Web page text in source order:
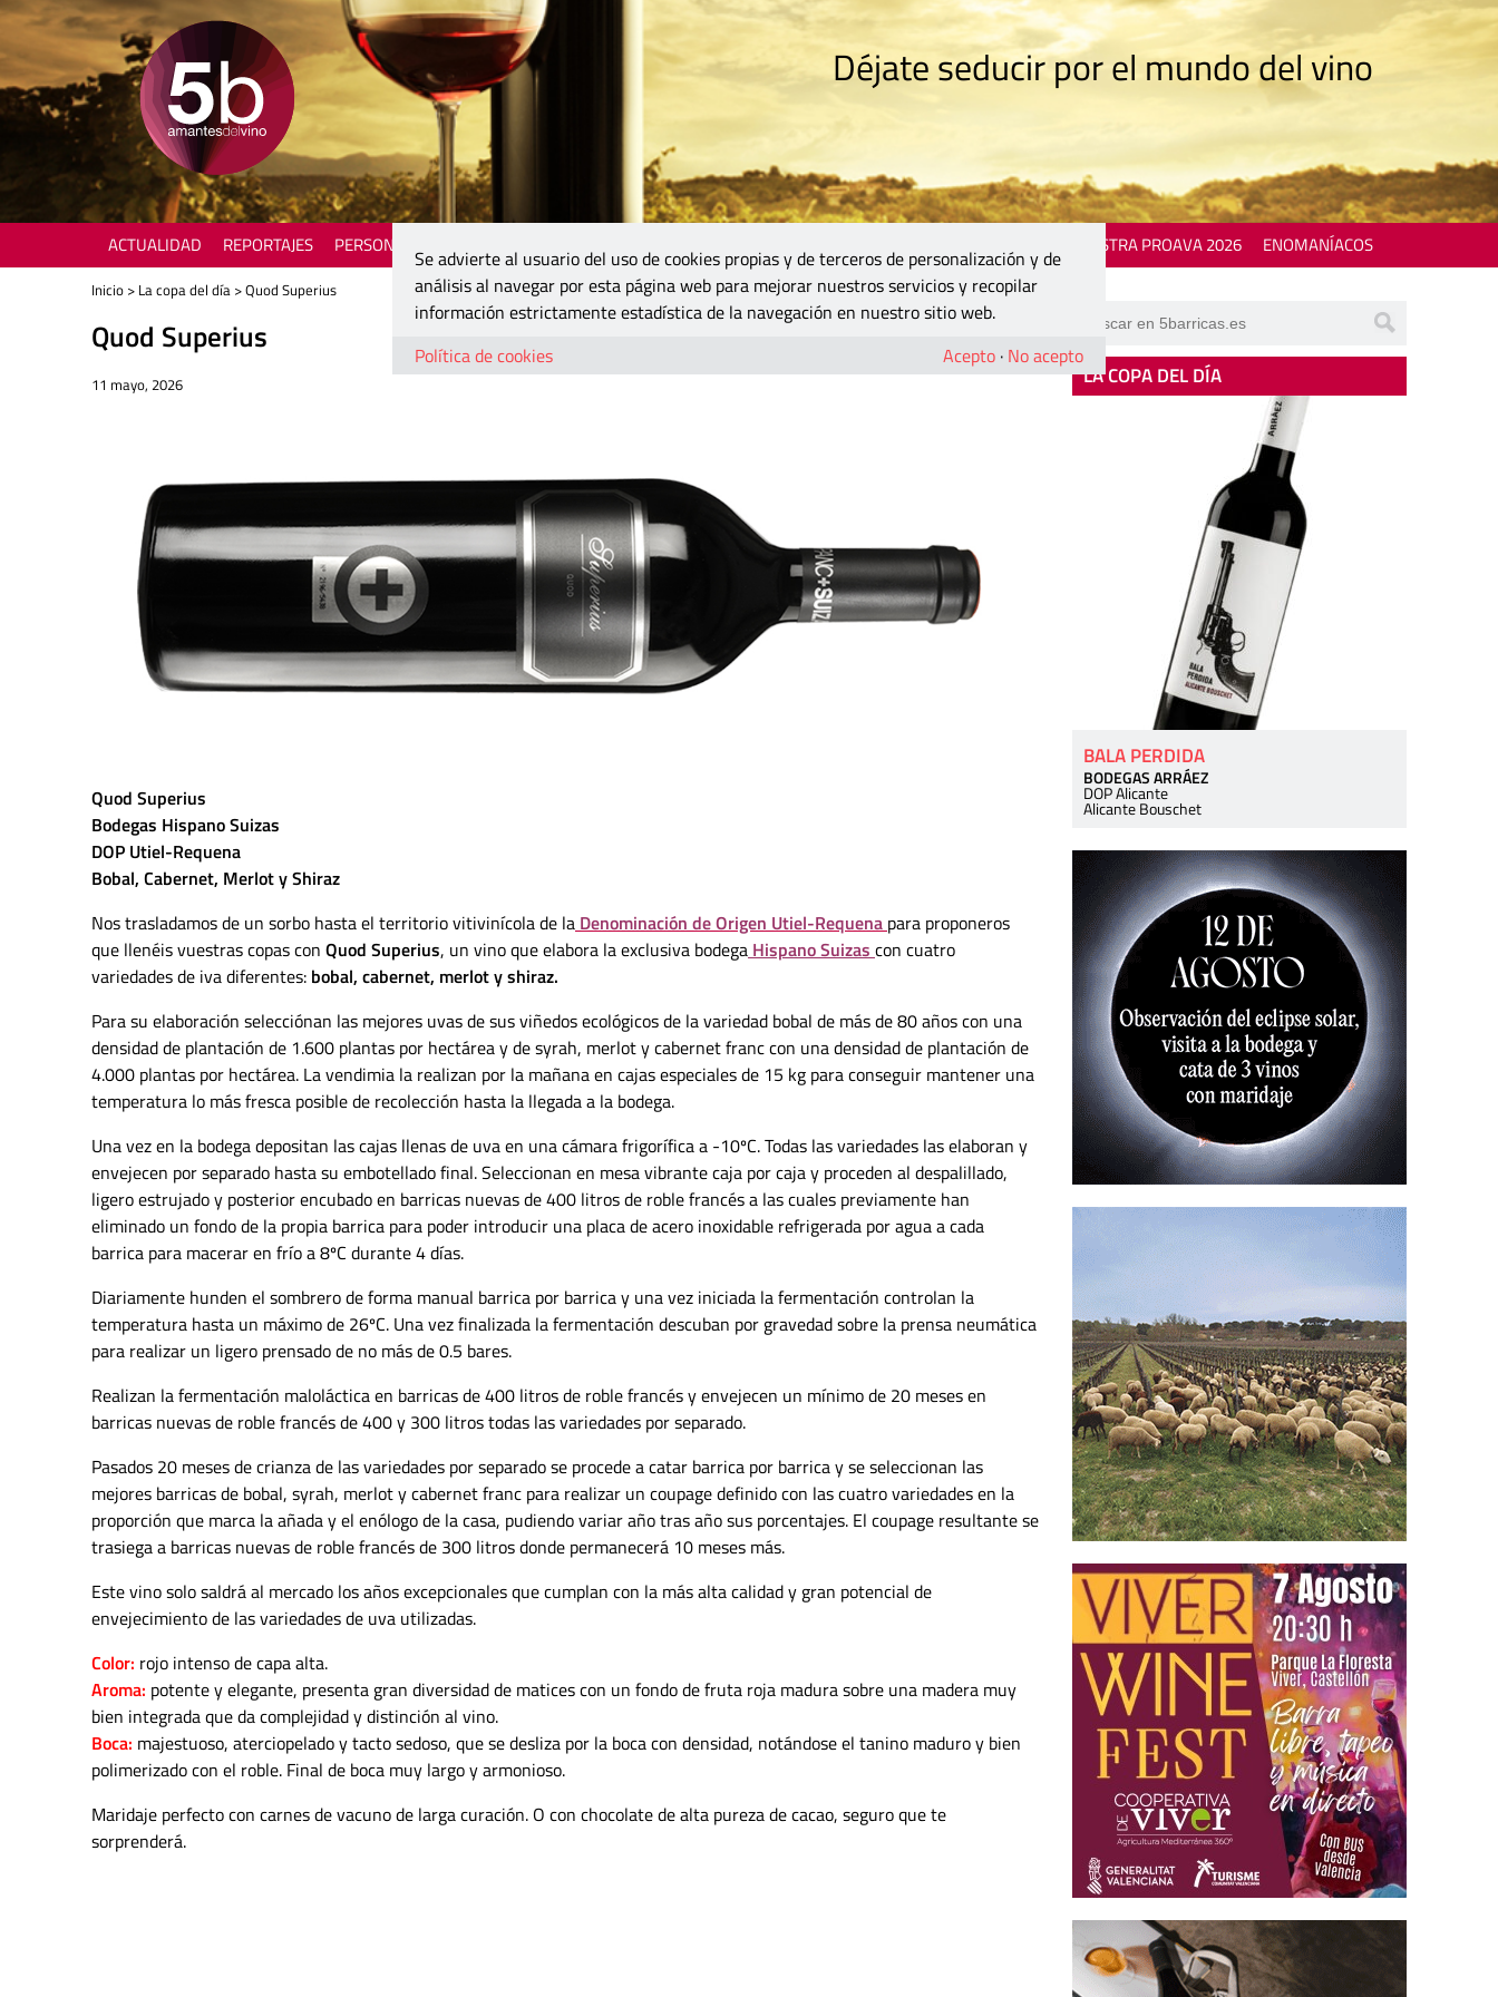
Déjate seducir por el mundo del vino
ACTUALIDAD REPORTAJES PERSONAJES MOSTRA PROAVA 2026 ENOMANÍACOS
Inicio > La copa del día > Quod Superius
Quod Superius
11 mayo, 2026
Quod Superius
Bodegas Hispano Suizas
DOP Utiel-Requena
Bobal, Cabernet, Merlot y Shiraz
Nos trasladamos de un sorbo hasta el territorio vitivinícola de la Denominación de Origen Utiel-Requena para proponeros
que llenéis vuestras copas con Quod Superius, un vino que elabora la exclusiva bodega Hispano Suizas con cuatro
variedades de iva diferentes: bobal, cabernet, merlot y shiraz.
Para su elaboración selecciónan las mejores uvas de sus viñedos ecológicos de la variedad bobal de más de 80 años con una
densidad de plantación de 1.600 plantas por hectárea y de syrah, merlot y cabernet franc con una densidad de plantación de
4.000 plantas por hectárea. La vendimia la realizan por la mañana en cajas especiales de 15 kg para conseguir mantener una
temperatura lo más fresca posible de recolección hasta la llegada a la bodega.
Una vez en la bodega depositan las cajas llenas de uva en una cámara frigorífica a -10ºC. Todas las variedades las elaboran y
envejecen por separado hasta su embotellado final. Seleccionan en mesa vibrante caja por caja y proceden al despalillado,
ligero estrujado y posterior encubado en barricas nuevas de 400 litros de roble francés a las cuales previamente han
eliminado un fondo de la propia barrica para poder introducir una placa de acero inoxidable refrigerada por agua a cada
barrica para macerar en frío a 8ºC durante 4 días.
Diariamente hunden el sombrero de forma manual barrica por barrica y una vez iniciada la fermentación controlan la
temperatura hasta un máximo de 26ºC. Una vez finalizada la fermentación descuban por gravedad sobre la prensa neumática
para realizar un ligero prensado de no más de 0.5 bares.
Realizan la fermentación maloláctica en barricas de 400 litros de roble francés y envejecen un mínimo de 20 meses en
barricas nuevas de roble francés de 400 y 300 litros todas las variedades por separado.
Pasados 20 meses de crianza de las variedades por separado se procede a catar barrica por barrica y se seleccionan las
mejores barricas de bobal, syrah, merlot y cabernet franc para realizar un coupage definido con las cuatro variedades en la
proporción que marca la añada y el enólogo de la casa, pudiendo variar año tras año sus porcentajes. El coupage resultante se
trasiega a barricas nuevas de roble francés de 300 litros donde permanecerá 10 meses más.
Este vino solo saldrá al mercado los años excepcionales que cumplan con la más alta calidad y gran potencial de
envejecimiento de las variedades de uva utilizadas.
Color: rojo intenso de capa alta.
Aroma: potente y elegante, presenta gran diversidad de matices con un fondo de fruta roja madura sobre una madera muy
bien integrada que da complejidad y distinción al vino.
Boca: majestuoso, aterciopelado y tacto sedoso, que se desliza por la boca con densidad, notándose el tanino maduro y bien
polimerizado con el roble. Final de boca muy largo y armonioso.
Maridaje perfecto con carnes de vacuno de larga curación. O con chocolate de alta pureza de cacao, seguro que te
sorprenderá.
LA COPA DEL DÍA
BALA PERDIDA
BODEGAS ARRÁEZ
DOP Alicante
Alicante Bouschet
Se advierte al usuario del uso de cookies propias y de terceros de personalización y de
análisis al navegar por esta página web para mejorar nuestros servicios y recopilar
información estrictamente estadística de la navegación en nuestro sitio web.
Política de cookies
Acepto · No acepto